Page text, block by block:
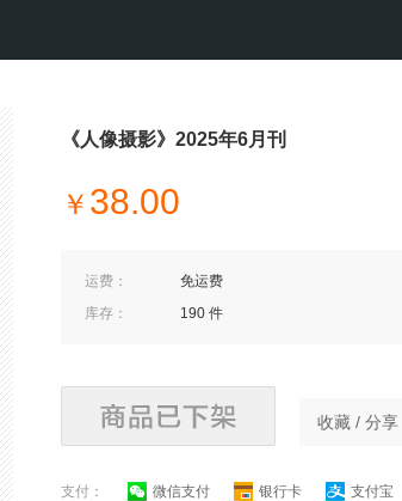
《人像摄影》2025年6月刊
￥ 38.00
运费：
免运费
库存：
190 件
收藏 / 分享
支付： 微信支付 银行卡 支付宝